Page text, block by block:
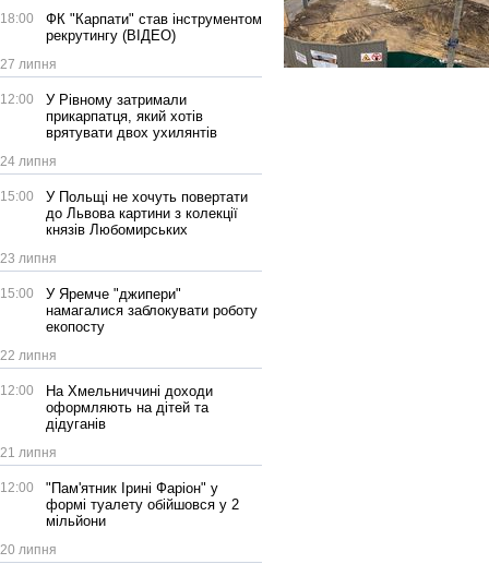
18:00
ФК "Карпати" став інструментом
рекрутингу (ВІДЕО)
27 липня
12:00
У Рівному затримали
прикарпатця, який хотів
врятувати двох ухилянтів
24 липня
15:00
У Польщі не хочуть повертати
до Львова картини з колекції
князів Любомирських
23 липня
15:00
У Яремче "джипери"
намагалися заблокувати роботу
екопосту
22 липня
12:00
На Хмельниччині доходи
оформляють на дітей та
дідуганів
21 липня
12:00
"Пам'ятник Ірині Фаріон" у
формі туалету обійшовся у 2
мільйони
20 липня